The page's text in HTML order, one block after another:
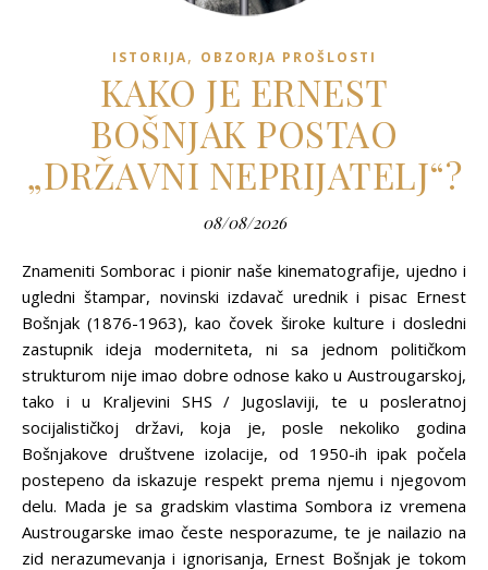
ISTORIJA, OBZORJA PROŠLOSTI
KAKO JE ERNEST
BOŠNJAK POSTAO
„DRŽAVNI NEPRIJATELJ“?
08/08/2026
Znameniti Somborac i pionir naše kinematografije, ujedno i
ugledni štampar, novinski izdavač urednik i pisac Ernest
Bošnjak (1876-1963), kao čovek široke kulture i dosledni
zastupnik ideja moderniteta, ni sa jednom političkom
strukturom nije imao dobre odnose kako u Austrougarskoj,
tako i u Kraljevini SHS / Jugoslaviji, te u posleratnoj
socijalističkoj državi, koja je, posle nekoliko godina
Bošnjakove društvene izolacije, od 1950-ih ipak počela
postepeno da iskazuje respekt prema njemu i njegovom
delu. Mada je sa gradskim vlastima Sombora iz vremena
Austrougarske imao česte nesporazume, te je nailazio na
zid nerazumevanja i ignorisanja, Ernest Bošnjak je tokom